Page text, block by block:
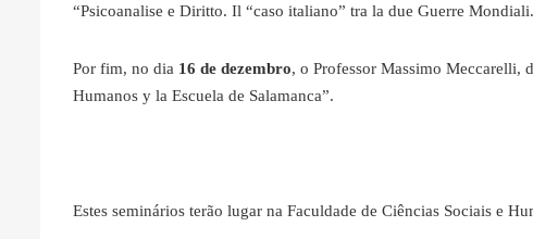
“Psicoanalise e Diritto. Il “caso italiano” tra la due Guerre Mondiali.
Por fim, no dia 16 de dezembro, o Professor Massimo Meccarelli,
Humanos y la Escuela de Salamanca”.
Estes seminários terão lugar na Faculdade de Ciências Sociais e